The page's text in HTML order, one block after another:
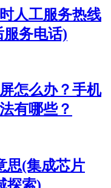
人工服务热线
务电话)
怎么办？手机
有哪些？
思(集成芯片